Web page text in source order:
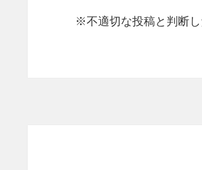
※不適切な投稿と判断し